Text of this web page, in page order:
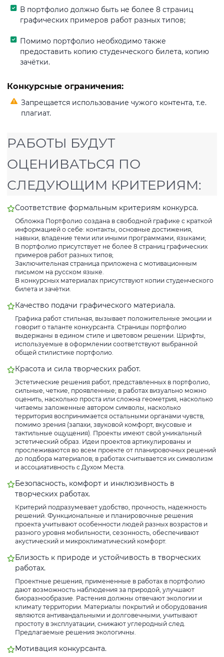
В портфолио должно быть не более 8 страниц
графических примеров работ разных типов;
Помимо портфолио необходимо также
предоставить копию студенческого билета, копию
зачётки.
Конкурсные ограничения:
Запрещается использование чужого контента, т.е.
плагиат.
РАБОТЫ БУДУТ
ОЦЕНИВАТЬСЯ ПО
СЛЕДУЮЩИМ КРИТЕРИЯМ:
Соответствие формальным критериям конкурса.
Обложка Портфолио создана в свободной графике с краткой
информацией о себе: контакты, основные достижения,
навыки, владение теми или иными программами, языками;
В портфолио присутствует не более 8 страниц графических
примеров работ разных типов;
Заключительная страница приложена с мотивационным
письмом на русском языке.
В конкурсных материалах присутствуют копии студенческого
билета и зачётки.
Качество подачи графического материала.
Графика работ стильная, вызывает положительные эмоции и
говорит о таланте конкурсанта. Страницы портфолио
выдержаны в едином стиле и цветовом решении. Шрифты,
используемые в оформлении соответствуют выбранной
общей стилистике портфолио.
Красота и сила творческих работ.
Эстетические решения работ, представленных в портфолио,
сильные, четкие, проявленные; в работах визуально можно
оценить, насколько проста или сложна геометрия, насколько
читаемы заложенные автором символы, насколько
территория воспринимается остальными органами чувств,
помимо зрения (запахи, звуковой комфорт, вкусовые и
тактильные ощущения). Проекты имеют свой уникальный
эстетический образ. Идеи проектов артикулированы и
прослеживаются во всем проекте от планировочных решений
до подбора материалов; в работах считывается их символизм
и ассоциативность с Духом Места.
Безопасность, комфорт и инклюзивность в
творческих работах.
Критерий подразумевает удобство, прочность, надежность
решений. Функциональные и планировочные решения
проекта учитывают особенности людей разных возрастов и
разного уровня мобильности, сезонность, обеспечивают
акустический и микроклиматический комфорт.
Близость к природе и устойчивость в творческих
работах.
Проектные решения, примененные в работах в портфолио
дают возможность наблюдения за природой, улучшают
биоразнообразие. Растения должны отвечают экологии и
климату территории. Материалы покрытий и оборудования
являются антивандальными и долговечными, учитывают
простоту в эксплуатации, снижают углеродный след.
Предлагаемые решения экологичны.
Мотивация конкурсанта.